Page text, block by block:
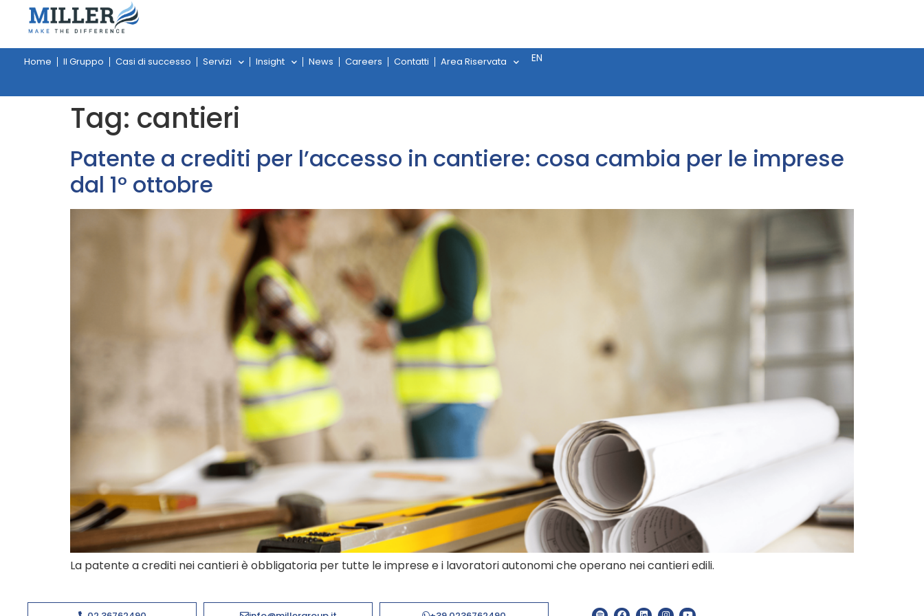
Home Il Gruppo Casi di successo Servizi Insight News Careers Contatti Area Riservata EN
Tag: cantieri
Patente a crediti per l’accesso in cantiere: cosa cambia per le imprese
dal 1° ottobre
La patente a crediti nei cantieri è obbligatoria per tutte le imprese e i lavoratori autonomi che operano nei cantieri edili.